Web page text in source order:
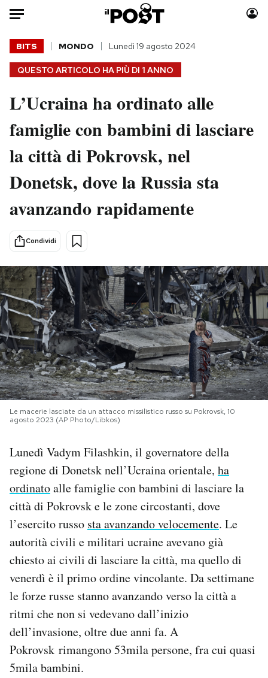
Auto
HOME
Italia
Politica
Tecnologia
Scienza
Sport
Moda
Consumismi
Storie/Idee
Media
PODCAST
NEWSLETTER
I MIEI PREFERITI
SHOP
CALENDARIO
AREA PERSONALE
Newsletter
Notifiche mobile
Regala il Post
Hai bisogno di aiuto?
Esci
QUESTO ARTICOLO HA PIÙ DI 1 ANNO
BITS MONDO Lunedì 19 agosto 2024
L’Ucraina ha ordinato alle
famiglie con bambini di lasciare
la città di Pokrovsk, nel
Donetsk, dove la Russia sta
avanzando rapidamente
Condividi
Le macerie lasciate da un attacco missilistico russo su Pokrovsk, 10
agosto 2023 (AP Photo/Libkos)
Lunedì Vadym Filashkin, il governatore della
regione di Donetsk nell’Ucraina orientale, ha
ordinatoalle famiglie con bambini di lasciare la
città di Pokrovsk e le zone circostanti, dove
l’esercito russo sta avanzando velocemente. Le
autorità civili e militari ucraine avevano già
chiesto ai civili di lasciare la città, ma quello di
venerdì è il primo ordine vincolante. Da settimane
le forze russe stanno avanzando verso la città a
ritmi che non si vedevano dall’inizio
dell’invasione, oltre due anni fa. A
Pokrovsk rimangono 53mila persone, fra cui quasi
5mila bambini.